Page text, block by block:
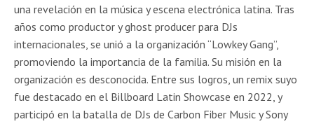
una revelación en la música y escena electrónica latina. Tras
años como productor y ghost producer para DJs
internacionales, se unió a la organización “Lowkey Gang”,
promoviendo la importancia de la familia. Su misión en la
organización es desconocida. Entre sus logros, un remix suyo
fue destacado en el Billboard Latin Showcase en 2022, y
participó en la batalla de DJs de Carbon Fiber Music y Sony